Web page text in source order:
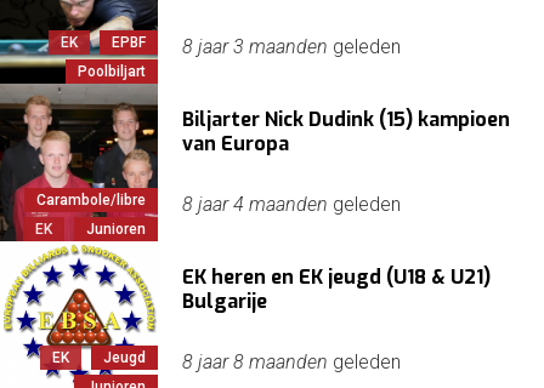
EK
EPBF
Poolbiljart
8 jaar 3 maanden geleden
Carambole/libre
EK
Junioren
Biljarter Nick Dudink (15) kampioen
van Europa
8 jaar 4 maanden geleden
EK
Jeugd
EK heren en EK jeugd (U18 & U21)
Bulgarije
8 jaar 8 maanden geleden